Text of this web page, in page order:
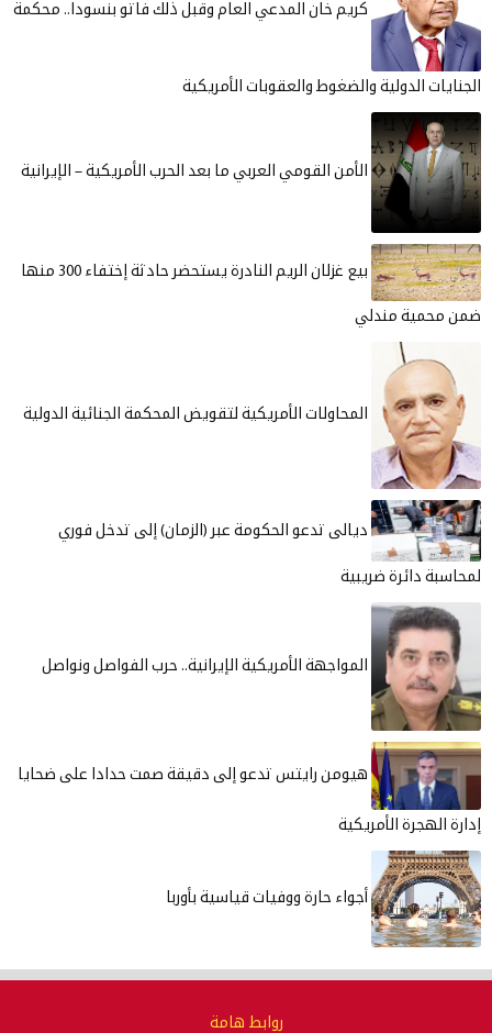
كريم خان المدعي العام وقبل ذلك فاتو بنسودا.. محكمة
الجنايات الدولية والضغوط والعقوبات الأمريكية
الأمن القومي العربي ما بعد الحرب الأمريكية – الإيرانية
بيع غزلان الريم النادرة يستحضر حادثة إختفاء 300 منها
ضمن محمية مندلي
المحاولات الأمريكية لتقويض المحكمة الجنائية الدولية
ديالى تدعو الحكومة عبر (الزمان) إلى تدخل فوري
لمحاسبة دائرة ضريبية
المواجهة الأمريكية الإيرانية.. حرب الفواصل ونواصل
هيومن رايتس تدعو إلى دقيقة صمت حدادا على ضحايا
إدارة الهجرة الأمريكية
أجواء حارة ووفيات قياسية بأوربا
روابط هامة